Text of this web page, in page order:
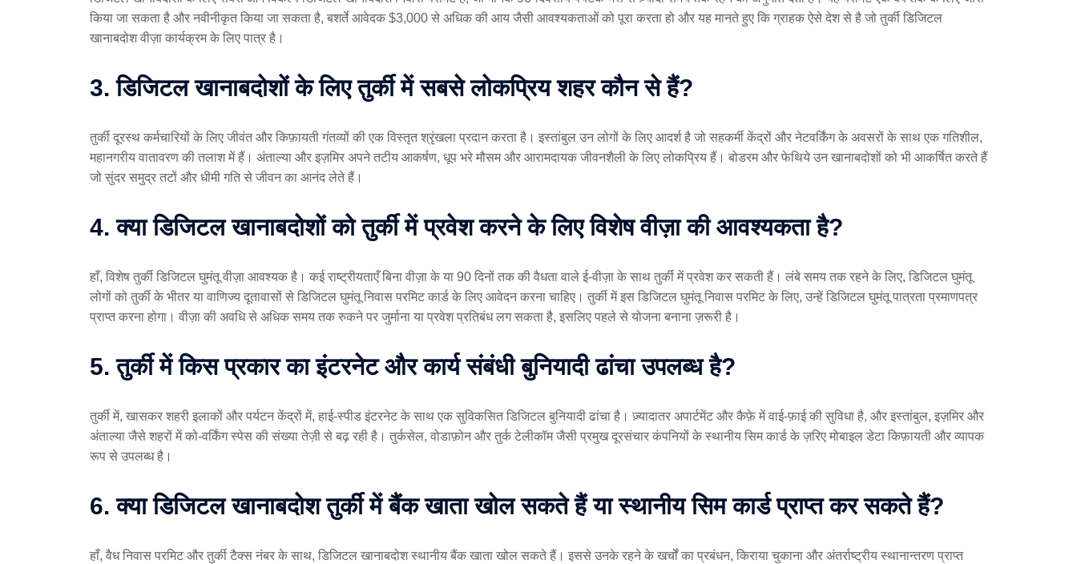
किया जा सकता है और नवीनीकृत किया जा सकता है, बशर्ते आवेदक $3,000 से अधिक की आय जैसी आवश्यकताओं को पूरा करता हो और यह मानते हुए कि ग्राहक ऐसे देश से है जो तुर्की डिजिटल
खानाबदोश वीज़ा कार्यक्रम के लिए पात्र है।
3. डिजिटल खानाबदोशों के लिए तुर्की में सबसे लोकप्रिय शहर कौन से हैं?
तुर्की दूरस्थ कर्मचारियों के लिए जीवंत और किफ़ायती गंतव्यों की एक विस्तृत श्रृंखला प्रदान करता है। इस्तांबुल उन लोगों के लिए आदर्श है जो सहकर्मी केंद्रों और नेटवर्किंग के अवसरों के साथ एक गतिशील,
महानगरीय वातावरण की तलाश में हैं। अंताल्या और इज़मिर अपने तटीय आकर्षण, धूप भरे मौसम और आरामदायक जीवनशैली के लिए लोकप्रिय हैं। बोडरम और फेथिये उन खानाबदोशों को भी आकर्षित करते हैं
जो सुंदर समुद्र तटों और धीमी गति से जीवन का आनंद लेते हैं।
4. क्या डिजिटल खानाबदोशों को तुर्की में प्रवेश करने के लिए विशेष वीज़ा की आवश्यकता है?
हाँ, विशेष तुर्की डिजिटल घुमंतू वीज़ा आवश्यक है। कई राष्ट्रीयताएँ बिना वीज़ा के या 90 दिनों तक की वैधता वाले ई-वीज़ा के साथ तुर्की में प्रवेश कर सकती हैं। लंबे समय तक रहने के लिए, डिजिटल घुमंतू
लोगों को तुर्की के भीतर या वाणिज्य दूतावासों से डिजिटल घुमंतू निवास परमिट कार्ड के लिए आवेदन करना चाहिए। तुर्की में इस डिजिटल घुमंतू निवास परमिट के लिए, उन्हें डिजिटल घुमंतू पात्रता प्रमाणपत्र
प्राप्त करना होगा। वीज़ा की अवधि से अधिक समय तक रुकने पर जुर्माना या प्रवेश प्रतिबंध लग सकता है, इसलिए पहले से योजना बनाना ज़रूरी है।
5. तुर्की में किस प्रकार का इंटरनेट और कार्य संबंधी बुनियादी ढांचा उपलब्ध है?
तुर्की में, खासकर शहरी इलाकों और पर्यटन केंद्रों में, हाई-स्पीड इंटरनेट के साथ एक सुविकसित डिजिटल बुनियादी ढांचा है। ज़्यादातर अपार्टमेंट और कैफ़े में वाई-फ़ाई की सुविधा है, और इस्तांबुल, इज़मिर और
अंताल्या जैसे शहरों में को-वर्किंग स्पेस की संख्या तेज़ी से बढ़ रही है। तुर्कसेल, वोडाफ़ोन और तुर्क टेलीकॉम जैसी प्रमुख दूरसंचार कंपनियों के स्थानीय सिम कार्ड के ज़रिए मोबाइल डेटा किफ़ायती और व्यापक
रूप से उपलब्ध है।
6. क्या डिजिटल खानाबदोश तुर्की में बैंक खाता खोल सकते हैं या स्थानीय सिम कार्ड प्राप्त कर सकते हैं?
हाँ, वैध निवास परमिट और तुर्की टैक्स नंबर के साथ, डिजिटल खानाबदोश स्थानीय बैंक खाता खोल सकते हैं। इससे उनके रहने के खर्चों का प्रबंधन, किराया चुकाना और अंतर्राष्ट्रीय स्थानान्तरण प्राप्त